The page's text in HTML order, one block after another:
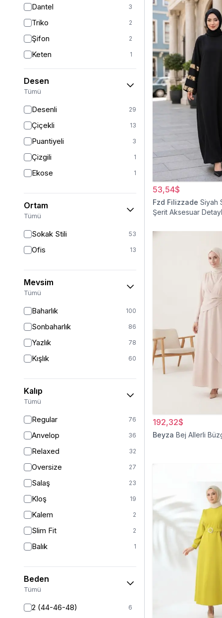
Dantel 3
Triko 2
Şifon 2
Keten 1
Kadife 1
Viskon 1
Desen
Tümü
Desenli 29
Çiçekli 13
Puantiyeli 3
Çizgili 1
Ekose 1
Ortam
Tümü
Sokak Stili 53
Ofis 13
Mevsim
Tümü
Baharlık 100
Sonbaharlık 86
Yazlık 78
Kışlık 60
Kalıp
Tümü
Regular 76
Anvelop 36
Relaxed 32
Oversize 27
Salaş 23
Kloş 19
Kalem 2
Slim Fit 2
Balık 1
Beden
Tümü
2 (44-46-48) 6
53,54$
Fzd Filizzade Siyah
Şerit Aksesuar
192,32$
Beyza Bej Allerli